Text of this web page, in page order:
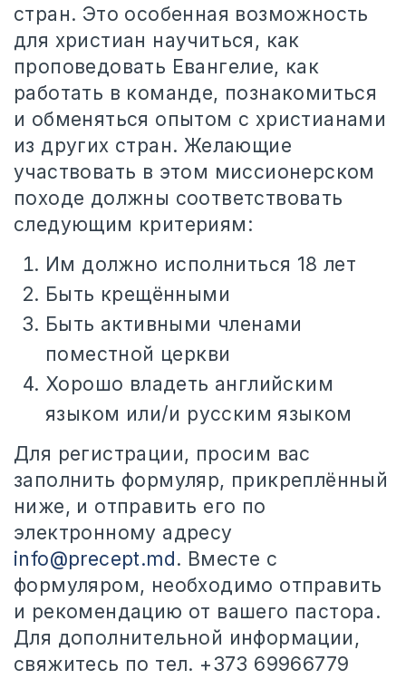
стран. Это особенная возможность
для христиан научиться, как
проповедовать Евангелие, как
работать в команде, познакомиться
и обменяться опытом с христианами
из других стран. Желающие
участвовать в этом миссионерском
походе должны соответствовать
следующим критериям:
Им должно исполниться 18 лет
Быть крещёнными
Быть активными членами
поместной церкви
Хорошо владеть английским
языком или/и русским языком
Для регистрации, просим вас
заполнить формуляр, прикреплённый
ниже, и отправить его по
электронному адресу
info@precept.md. Вместе с
формуляром, необходимо отправить
и рекомендацию от вашего пастора.
Для дополнительной информации,
свяжитесь по тел. +373 69966779